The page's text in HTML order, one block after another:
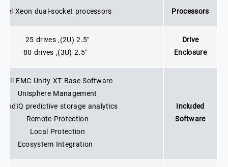
Processors
Xeon dual-socket processors
Drive
Enclosure
2.5″ (2U), 25 drives
2.5″ (3U), 80 drives
Included
Software
Dell EMC Unity XT Base Software
Unisphere Management
predictive storage analytics
Remote Protection
Local Protection
Ecosystem Integration